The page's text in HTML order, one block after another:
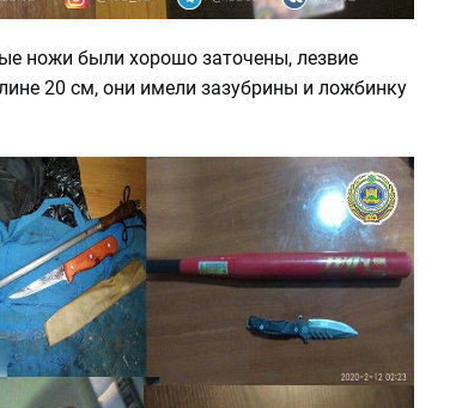
ножи были хорошо заточены, лезвие
20 см, они имели зазубрины и ложбинку